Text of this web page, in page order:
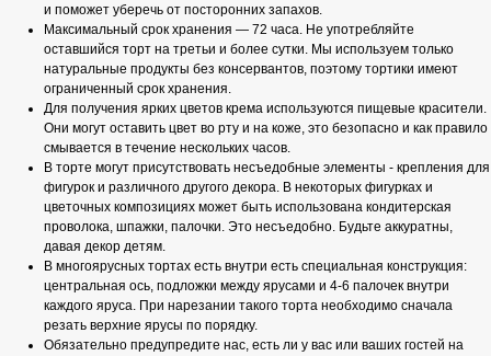
и поможет уберечь от посторонних запахов.
Максимальный срок хранения — 72 часа. Не употребляйте
оставшийся торт на третьи и более сутки. Мы используем только
натуральные продукты без консервантов, поэтому тортики имеют
ограниченный срок хранения.
Для получения ярких цветов крема используются пищевые красители.
Они могут оставить цвет во рту и на коже, это безопасно и как правило
смывается в течение нескольких часов.
В торте могут присутствовать несъедобные элементы - крепления для
фигурок и различного другого декора. В некоторых фигурках и
цветочных композициях может быть использована кондитерская
проволока, шпажки, палочки. Это несъедобно. Будьте аккуратны,
давая декор детям.
В многоярусных тортах есть внутри есть специальная конструкция:
центральная ось, подложки между ярусами и 4-6 палочек внутри
каждого яруса. При нарезании такого торта необходимо сначала
резать верхние ярусы по порядку.
Обязательно предупредите нас, есть ли у вас или ваших гостей на